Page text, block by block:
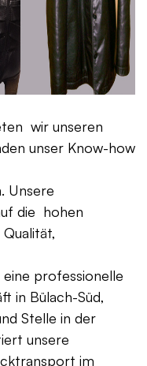
wir unseren
unser Know-how
Unsere
die hohen
professionelle
in Bülach-Süd,
Stelle in der
unsere
im